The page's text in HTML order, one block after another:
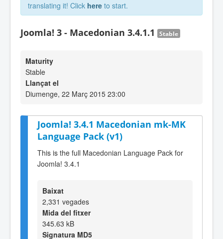
translating it! Click here to start.
Joomla! 3 - Macedonian 3.4.1.1 Stable
Maturity
Stable
Llançat el
Diumenge, 22 Març 2015 23:00
Joomla! 3.4.1 Macedonian mk-MK
Language Pack (v1)
This is the full Macedonian Language Pack for
Joomla! 3.4.1
Baixat
2,331 vegades
Mida del fitxer
345.63 kB
Signatura MD5